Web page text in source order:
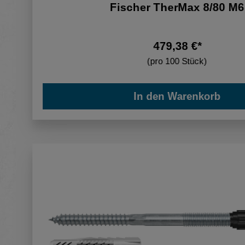
Fischer TherMax 8/80 M6
479,38 €*
(pro 100 Stück)
In den Warenkorb